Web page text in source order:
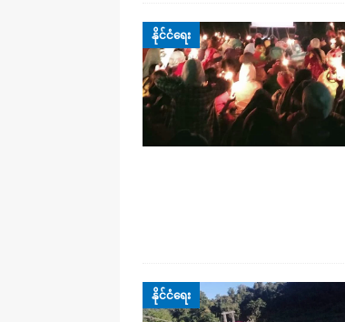
နိုင်ငံရေး
နိုင်ငံရေး